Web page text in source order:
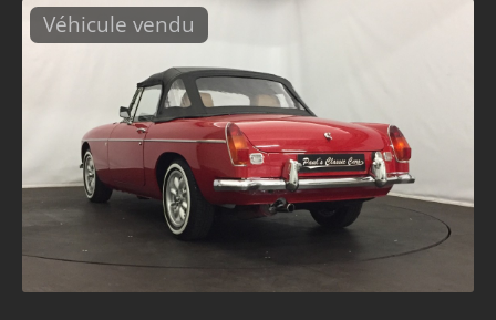
Véhicule vendu